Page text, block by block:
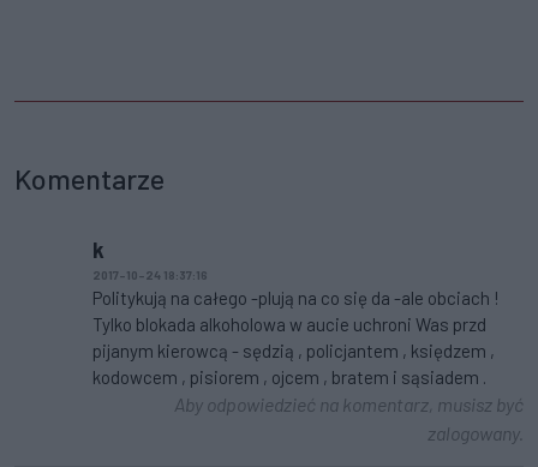
Komentarze
k
2017-10-24 18:37:16
Politykują na całego -plują na co się da -ale obciach !
Tylko blokada alkoholowa w aucie uchroni Was przd
pijanym kierowcą - sędzią , policjantem , księdzem ,
kodowcem , pisiorem , ojcem , bratem i sąsiadem .
Aby odpowiedzieć na komentarz, musisz być
zalogowany.